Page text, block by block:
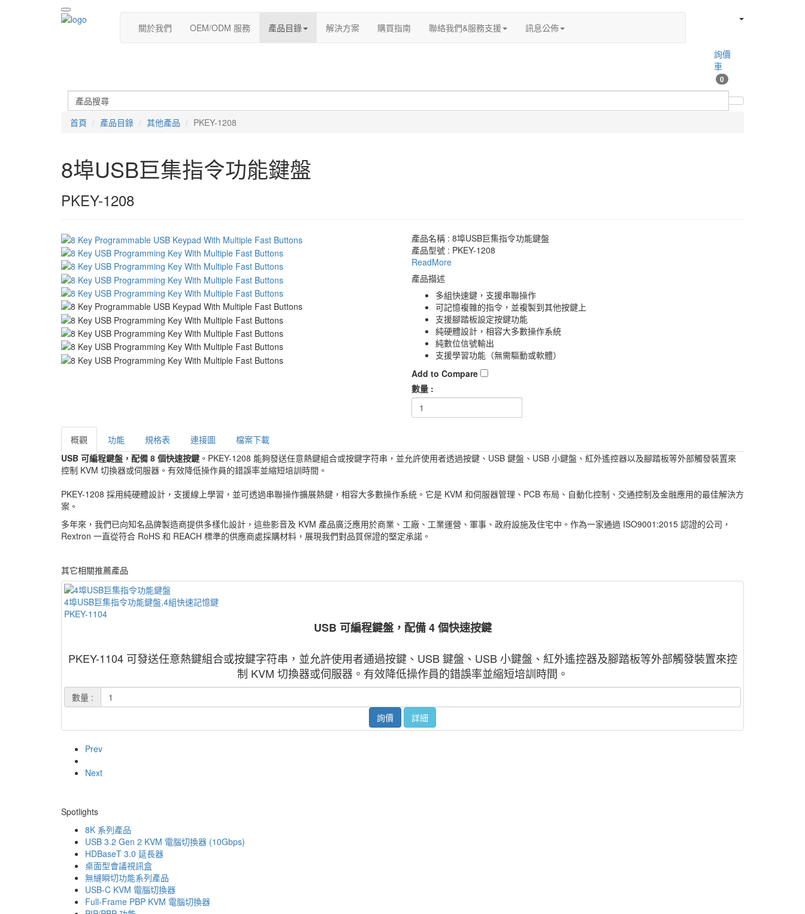
關於我們 OEM/ODM 服務 產品目錄 解決方案 購買指南 聯絡我們&服務支援 訊息公佈
詢價
車
0
首頁 產品目錄 其他產品 PKEY-1208
8埠USB巨集指令功能鍵盤
PKEY-1208
產品名稱 : 8埠USB巨集指令功能鍵盤
產品型號 : PKEY-1208
ReadMore
產品描述
多組快速鍵，支援串聯操作
可記憶複雜的指令，並複製到其他按鍵上
支援腳踏板設定按鍵功能
純硬體設計，相容大多數操作系統
純數位信號輸出
支援學習功能（無需驅動或軟體）
Add to Compare
數量 :
概觀 功能 規格表 連接圖
檔案下載
USB 可編程鍵盤，配備 8 個快速按鍵 。PKEY-1208 能夠發送任意熱鍵組合或按鍵字符串，並允許使用者透過按鍵、USB 鍵盤、USB 小鍵盤、紅外遙控器以及腳踏板等外部觸發裝置來
控制 KVM 切換器或伺服器。有效降低操作員的錯誤率並縮短培訓時間。
PKEY-1208 採用純硬體設計，支援線上學習，並可透過串聯操作擴展熱鍵，相容大多數操作系統。它是 KVM 和伺服器管理、PCB 布局、自動化控制、交通控制及金融應用的最佳解決方
案。
多年來，我們已向知名品牌製造商提供多樣化設計，這些影音及 KVM 產品廣泛應用於商業、工廠、工業運營、軍事、政府設施及住宅中。作為一家通過 ISO9001:2015 認證的公司，
Rextron 一直從符合 RoHS 和 REACH 標準的供應商處採購材料，展現我們對品質保證的堅定承諾。
其它相關推薦產品
4埠USB巨集指令功能鍵盤,4組快速記憶鍵
PKEY-1104
USB 可編程鍵盤，配備 4 個快速按鍵
PKEY-1104 可發送任意熱鍵組合或按鍵字符串，並允許使用者通過按鍵、USB 鍵盤、USB 小鍵盤、紅外遙控器及腳踏板等外部觸發裝置來控
制 KVM 切換器或伺服器。有效降低操作員的錯誤率並縮短培訓時間。
數量 :
詢價
詳細
Prev
Next
Spotlights
8K 系列產品
USB 3.2 Gen 2 KVM 電腦切換器 (10Gbps)
HDBaseT 3.0 延長器
桌面型會議視訊盒
無縫瞬切功能系列產品
USB-C KVM 電腦切換器
Full-Frame PBP KVM 電腦切換器